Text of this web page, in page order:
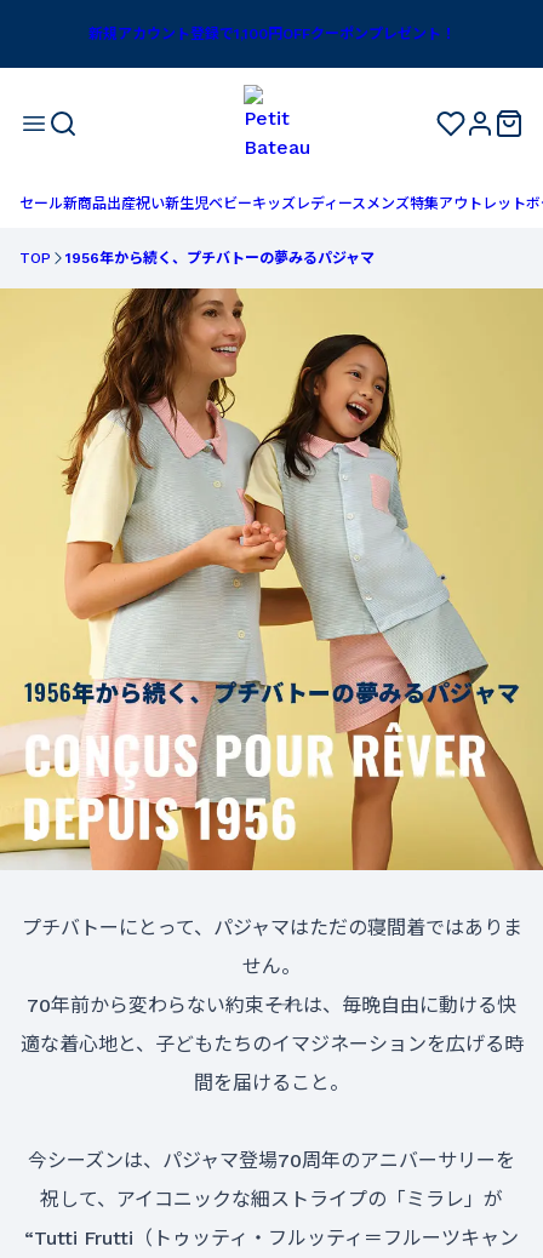
新規アカウント登録で1,100円OFFクーポンプレゼント！
セール新商品出産祝い新生児ベビーキッズ レディースメンズ特集アウトレットボ
TOP 1956年から続く、プチバトーの夢みるパジャマ
プチバトーにとって、パジャマはただの寝間着ではありま
せん。
70年前から変わらない約束――それは、毎晩自由に動ける快
適な着心地と、子どもたちのイマジネーションを広げる時
間を届けること。
今シーズンは、パジャマ登場70周年のアニバーサリーを
祝して、アイコニックな細ストライプの「ミラレ」が
“Tutti Frutti（トゥッティ・フルッティ＝フルーツキャン